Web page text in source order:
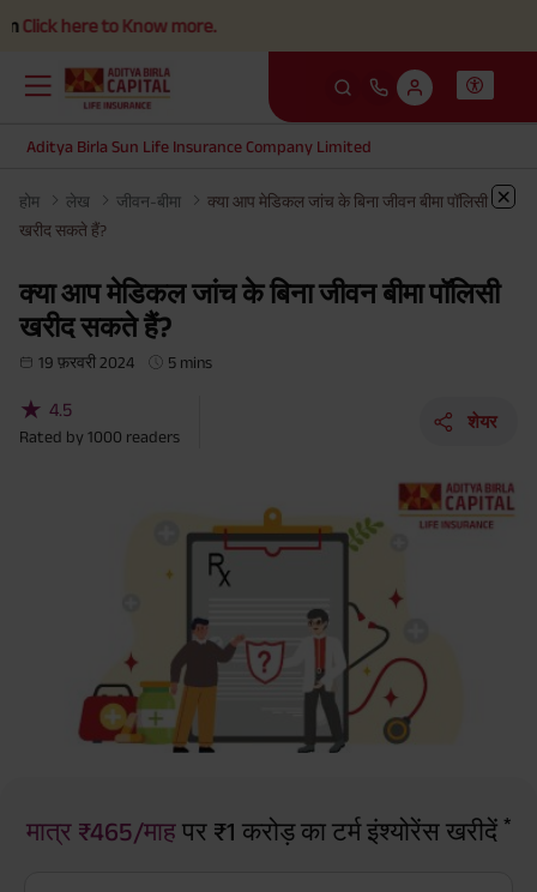
here to Know more.
Aditya Birla Sun Life Insurance Company Limited
होम लेख जीवन-बीमा
क्या आप मेडिकल जांच के बिना जीवन बीमा पॉलिसी
खरीद सकते हैं?
क्या आप मेडिकल जांच के बिना जीवन बीमा पॉलिसी
खरीद सकते हैं?
19 फ़रवरी 2024 5 mins
★ 4.5
Rated by 1000 readers
शेयर
मात्र ₹465/माहपर ₹1 करोड़ का टर्म इंश्योरेंस खरीदें *